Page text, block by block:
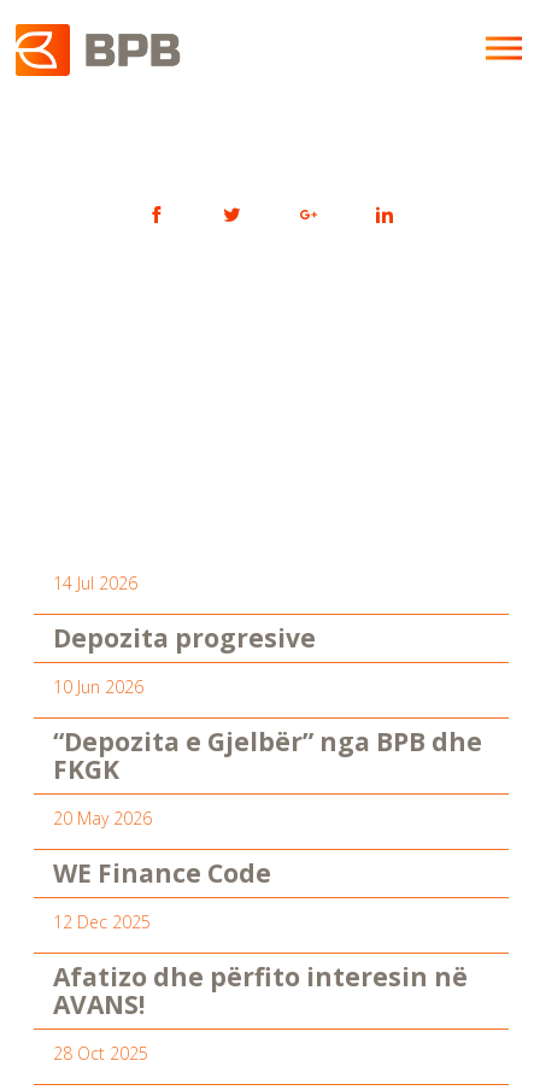
14 Jul 2026
Depozita progresive
10 Jun 2026
“Depozita e Gjelbër” nga BPB dhe
FKGK
20 May 2026
WE Finance Code
12 Dec 2025
Afatizo dhe përfito interesin në
AVANS!
28 Oct 2025